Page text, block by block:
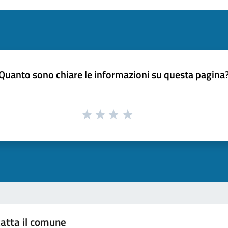
sono chiare le informazioni su questa
il comune